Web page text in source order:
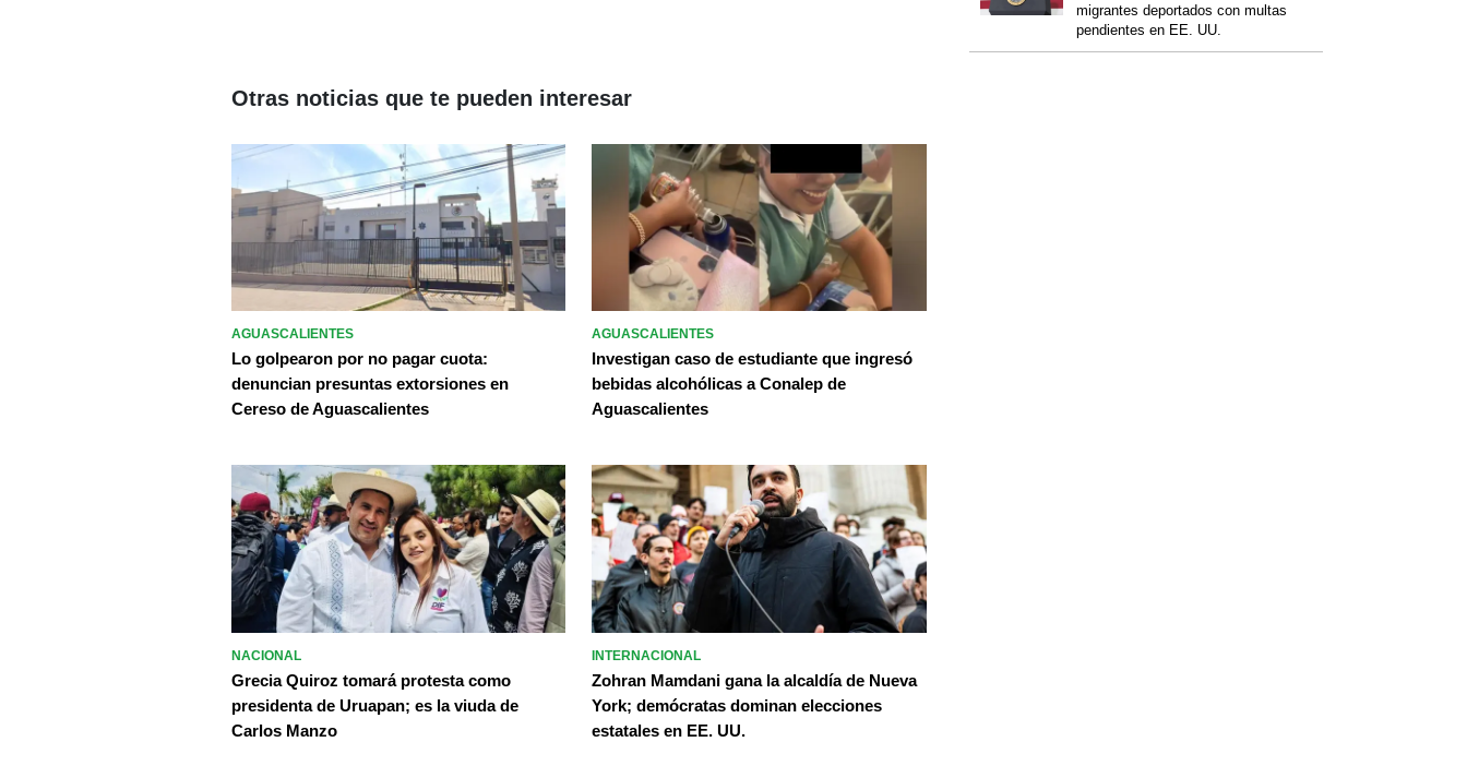
migrantes deportados con multas
pendientes en EE. UU.
Otras noticias que te pueden interesar
AGUASCALIENTES
Lo golpearon por no pagar cuota:
denuncian presuntas extorsiones en
Cereso de Aguascalientes
AGUASCALIENTES
Investigan caso de estudiante que ingresó
bebidas alcohólicas a Conalep de
Aguascalientes
NACIONAL
Grecia Quiroz tomará protesta como
presidenta de Uruapan; es la viuda de
Carlos Manzo
INTERNACIONAL
Zohran Mamdani gana la alcaldía de Nueva
York; demócratas dominan elecciones
estatales en EE. UU.